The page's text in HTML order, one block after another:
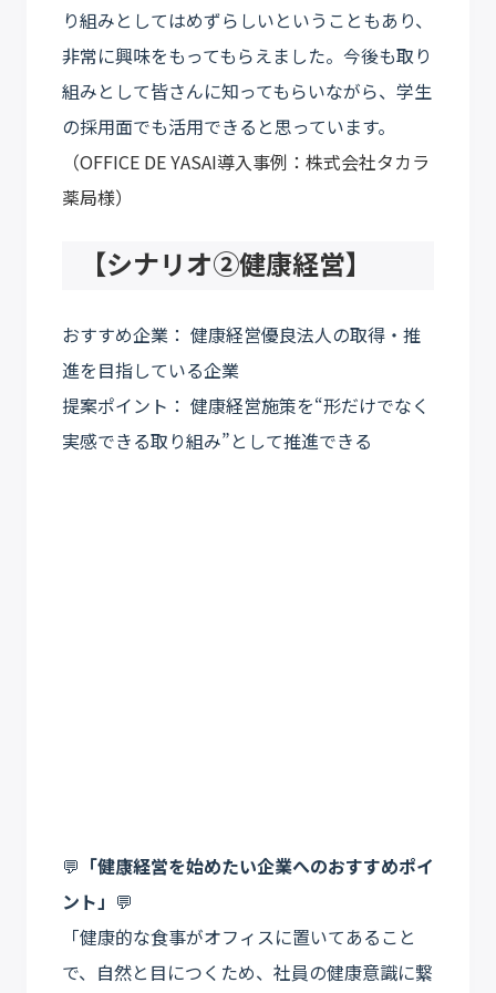
り組みとしてはめずらしいということもあり、
非常に興味をもってもらえました。今後も取り
組みとして皆さんに知ってもらいながら、学生
の採用面でも活用できると思っています。
（OFFICE DE YASAI導入事例：株式会社タカラ
薬局様）
【シナリオ②健康経営】
おすすめ企業： 健康経営優良法人の取得・推
進を目指している企業
提案ポイント： 健康経営施策を“形だけでなく
実感できる取り組み”として推進できる
💬 「健康経営を始めたい企業へのおすすめポイ
ント」 💬
「健康的な食事がオフィスに置いてあること
で、自然と目につくため、社員の健康意識に繋